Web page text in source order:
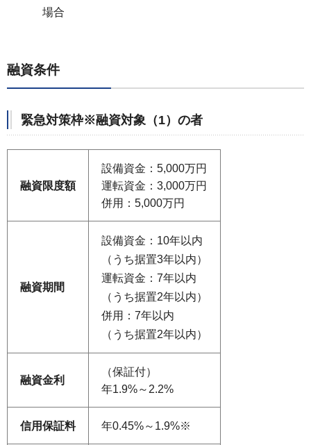
場合
融資条件
緊急対策枠※融資対象（1）の者
融資限度額
設備資金：5,000万円
運転資金：3,000万円
併用：5,000万円
融資期間
設備資金：10年以内
（うち据置3年以内）
運転資金：7年以内
（うち据置2年以内）
併用：7年以内
（うち据置2年以内）
融資金利
（保証付）
年1.9%～2.2%
信用保証料 年0.45%～1.9%※